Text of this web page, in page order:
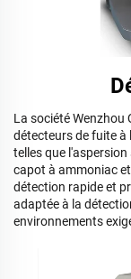
La société Wenzhou
détecteurs de fuite à
telles que
capot à ammoniac
détection rapide et
adaptée à la
environnements